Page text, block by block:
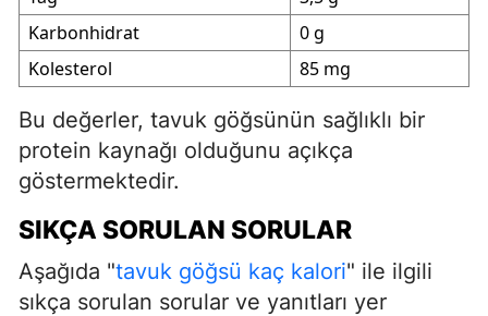
Karbonhidrat
0 g
Kolesterol
85 mg
Bu değerler, tavuk göğsünün sağlıklı bir
protein kaynağı olduğunu açıkça
göstermektedir.
SIKÇA SORULAN SORULAR
Aşağıda "tavuk göğsü kaç kalori" ile ilgili
sıkça sorulan sorular ve yanıtları yer